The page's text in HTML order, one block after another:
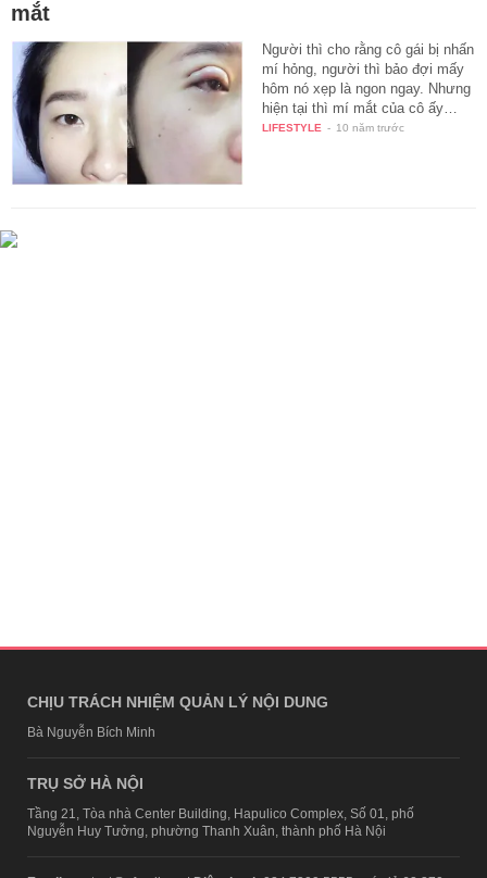
mắt
Người thì cho rằng cô gái bị nhấn
mí hỏng, người thì bảo đợi mấy
hôm nó xẹp là ngon ngay. Nhưng
hiện tại thì mí mắt của cô ấy…
LIFESTYLE - 10 năm trước
CHỊU TRÁCH NHIỆM QUẢN LÝ NỘI DUNG
Bà Nguyễn Bích Minh
TRỤ SỞ HÀ NỘI
Tầng 21, Tòa nhà Center Building, Hapulico Complex, Số 01, phố
Nguyễn Huy Tưởng, phường Thanh Xuân, thành phố Hà Nội